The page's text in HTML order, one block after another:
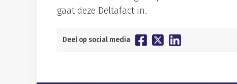
gaat deze Deltafact in.
Deel op social media